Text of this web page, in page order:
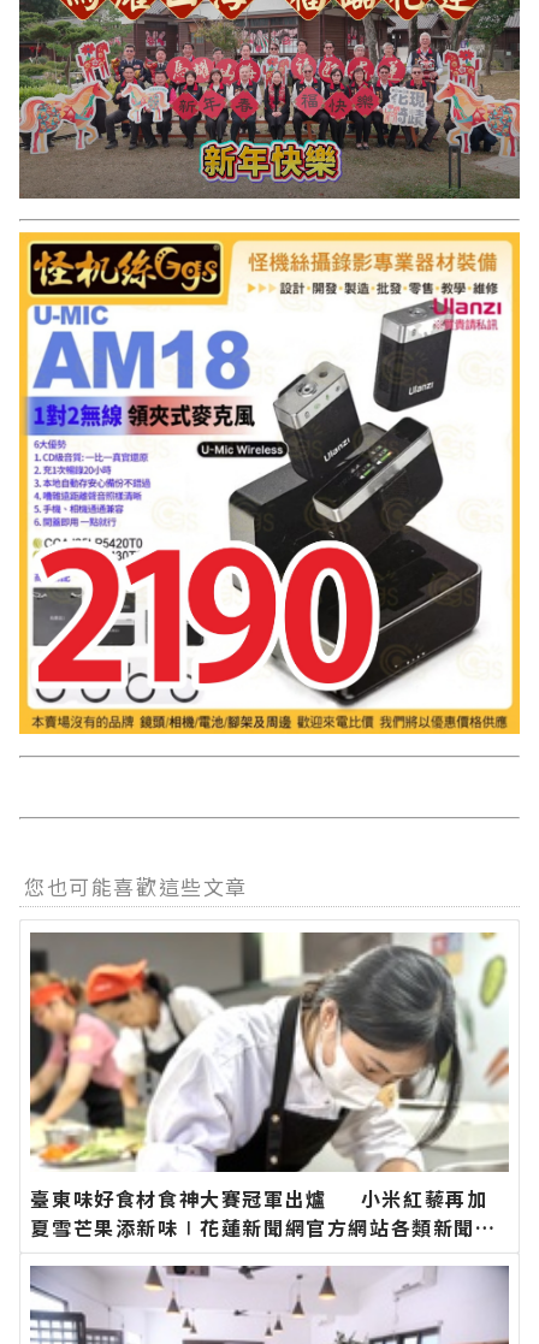
您也可能喜歡這些文章
臺東味好食材食神大賽冠軍出爐 小米紅藜再加
夏雪芒果添新味∣花蓮新聞網官方網站各類新聞－
最快速的今日新聞報導 最新的在地資訊！